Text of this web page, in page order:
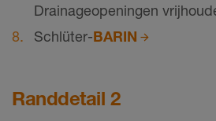
Drainageopeningen
Schlüter-BARIN
Randdetail 2